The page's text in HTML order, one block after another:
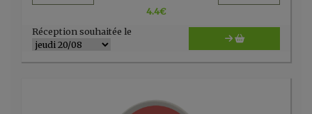
4.4€
Réception souhaitée le